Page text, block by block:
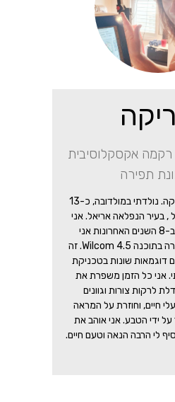
רקמה אקסקלוסיבית
תפירה
שלום לכולם. שמי ויריקה. נולדתי במולדובה, כ-13
, בעיר הנפלאה אריאל. אני
אוהב לרקום מילדות. ב-8 השנים האחרונות אני
רוקמת במוכונות תפירה בתוכנה Wilcom 4.5. זה
דוגמאות שונות בטכניקת
אני כל הזמן משפרת את
לרקות צורות וגוונים
חיים, וחוזרת על המראה
ידי הטבע. אני אוהב את
לי הרבה הנאה וטעם חיים.